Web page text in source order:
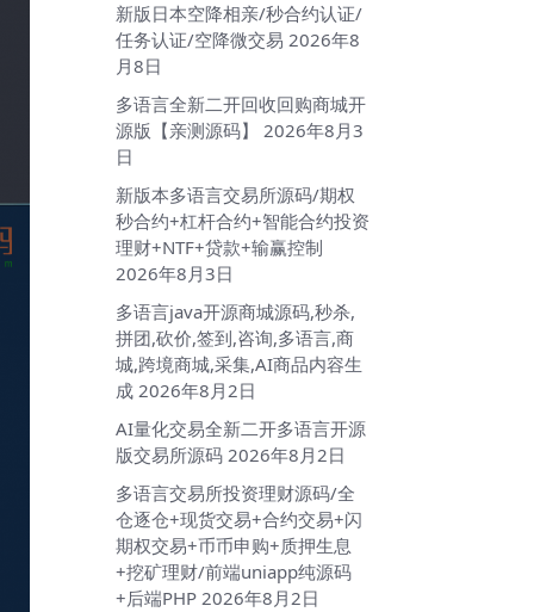
新版日本空降相亲/秒合约认证/
任务认证/空降微交易 2026年8
月8日
多语言全新二开回收回购商城开
源版【亲测源码】
2026年8月3
日
新版本多语言交易所源码/期权
秒合约+杠杆合约+智能合约投资
理财+NTF+贷款+输赢控制
2026年8月3日
多语言java开源商城源码,秒杀,
拼团,砍价,签到,咨询,多语言,商
城,跨境商城,采集,AI商品内容生
成 2026年8月2日
AI量化交易全新二开多语言开源
版交易所源码 2026年8月2日
多语言交易所投资理财源码/全
仓逐仓+现货交易+合约交易+闪
期权交易+币币申购+质押生息
+挖矿理财/前端uniapp纯源码
+后端PHP 2026年8月2日